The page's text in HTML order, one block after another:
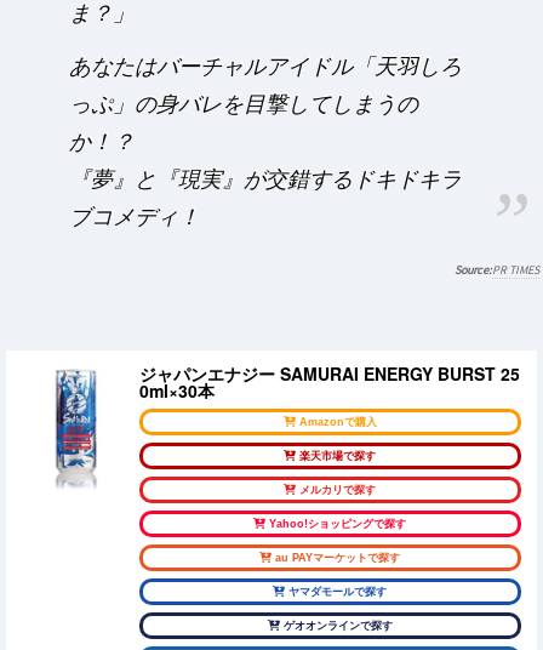
ま？」
あなたはバーチャルアイドル「天羽しろ
っぷ」の身バレを目撃してしまうの
か！？
『夢』と『現実』が交錯するドキドキラ
ブコメディ！
PR TIMES
ジャパンエナジー SAMURAI ENERGY BURST 25
0ml×30本
Amazonで購入
楽天市場で探す
メルカリで探す
Yahoo!ショッピングで探す
au PAYマーケットで探す
ヤマダモールで探す
ゲオオンラインで探す